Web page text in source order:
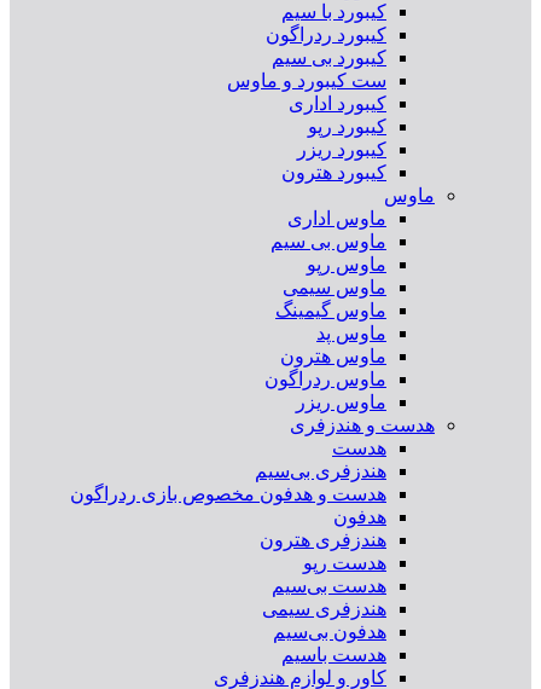
کیبورد با سیم
کیبورد ردراگون
کیبورد بی سیم
ست کیبورد و ماوس
کیبورد اداری
کیبورد رپو
کیبورد ریزر
کیبورد هترون
ماوس
ماوس اداری
ماوس بی سیم
ماوس رپو
ماوس سیمی
ماوس گیمینگ
ماوس پد
ماوس هترون
ماوس ردراگون
ماوس ریزر
هدست و هندزفری
هدست
هندزفری بی‌سیم
هدست و هدفون مخصوص بازی ردراگون
هدفون
هندزفری هترون
هدست رپو
هدست بی‌سیم
هندزفری سیمی
هدفون بی‌سیم
هدست باسیم
کاور و لوازم هندزفری